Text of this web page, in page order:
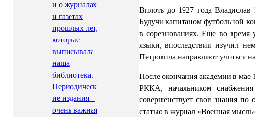
и о журналах
и газетах
прошлых лет,
которые
выписывала
наша
библиотека.
Периодическ
ие издания –
очень важная
Вплоть до 1927 года Владислав
Будучи капитаном футбольной
в соревнованиях. Еще во время
языки, впоследствии изучил
Петровича направляют учиться
После окончания академии в мае
РККА, начальником
совершенствует свои знания
статью в журнал «Военная